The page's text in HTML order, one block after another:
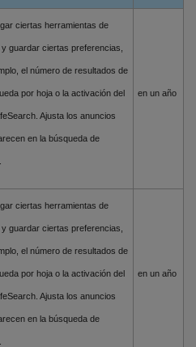
ciertas herramientas de
guardar ciertas preferencias,
el número de resultados de
por hoja o la activación del
Ajusta los anuncios
en la búsqueda de
en un año
ciertas herramientas de
guardar ciertas preferencias,
el número de resultados de
por hoja o la activación del
Ajusta los anuncios
en la búsqueda de
en un año